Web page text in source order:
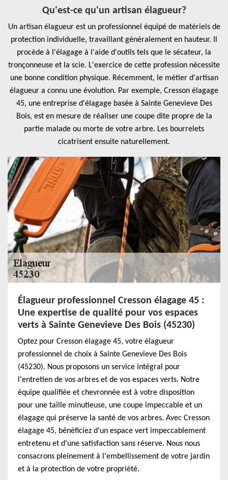
Qu'est-ce qu'un artisan élagueur?
Un artisan élagueur est un professionnel équipé de matériels de
protection individuelle, travaillant généralement en hauteur. Il
procède à l'élagage à l'aide d'outils tels que le sécateur, la
tronçonneuse et la scie. L'exercice de cette profession nécessite
une bonne condition physique. Récemment, le métier d'artisan
élagueur a connu une évolution. Par exemple, Cresson élagage
45, une entreprise d'élagage basée à Sainte Genevieve Des
Bois, est en mesure de réaliser une coupe dite propre de la
partie malade ou morte de votre arbre. Les bourrelets
cicatrisent ensuite naturellement.
Élagueur professionnel Cresson élagage 45 :
Une expertise de qualité pour vos espaces
verts à Sainte Genevieve Des Bois (45230)
Optez pour Cresson élagage 45, votre élagueur
professionnel de choix à Sainte Genevieve Des Bois
(45230). Nous proposons un service intégral pour
l'entretien de vos arbres et de vos espaces verts. Notre
équipe qualifiée et chevronnée est à votre disposition
pour une taille minutieuse, une coupe impeccable et un
élagage qui préserve la santé de vos arbres. Avec Cresson
élagage 45, bénéficiez d'un espace vert impeccablement
entretenu et d'une satisfaction sans réserve. Nous nous
consacrons pleinement à l'embellissement de votre jardin
et à la protection de votre propriété.